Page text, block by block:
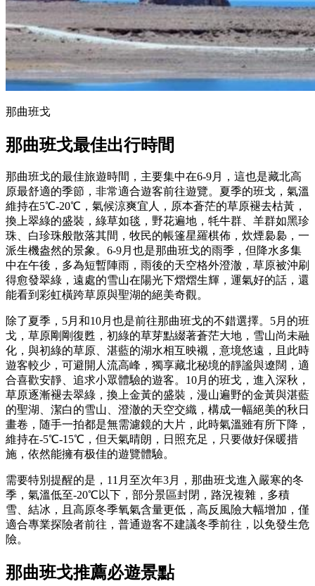
那曲班戈
那曲班戈最佳出行時間
那曲班戈的最佳旅遊時間，主要集中在6-9月，這也是藏北高
原最舒適的季節，非常適合遊客前往遊覽。夏季的班戈，氣溫
維持在5℃-20℃，氣候涼爽宜人，原本蒼茫的草原褪去枯黃，
換上翠綠的盛裝，綠草如毯，野花遍地，牦牛群、羊群如黑珍
珠、白珍珠般散落其間，牧民的帳篷星羅棋佈，炊煙裊裊，一
派生機盎然的景象。6-9月也是那曲班戈的雨季，但降水多集
中在午後，多為短暫陣雨，雨後的天空格外澄澈，草原被沖刷
得愈發翠綠，遠處的雪山在陽光下熠熠生輝，運氣好的話，還
能看到彩虹橫跨草原與聖湖的絕美奇觀。
除了夏季，5月和10月也是前往那曲班戈的不錯選擇。5月的班
戈，草原剛剛復甦，初綠的草芽點綴著蒼茫大地，雪山尚未融
化，與初綠的草原、湛藍的湖水相互映襯，意境悠遠，且此時
遊客較少，可避開人流高峰，獨享藏北秘境的靜謐與遼闊，適
合喜歡安靜、追求小眾體驗的遊客。10月的班戈，進入深秋，
草原逐漸褪去翠綠，換上金黃的盛裝，漫山遍野的金黃與湛藍
的聖湖、潔白的雪山、澄澈的天空交織，構成一幅絕美的秋日
畫卷，随手一拍都是無需濾鏡的大片，此時氣溫雖有所下降，
維持在-5℃-15℃，但天氣晴朗，日照充足，只要做好保暖措
施，依然能擁有极佳的遊覽體驗。
需要特別提醒的是，11月至次年3月，那曲班戈進入嚴寒的冬
季，氣溫低至-20℃以下，部分景區封閉，路況複雜，多積
雪、結冰，且高原冬季氧氣含量更低，高反風險大幅增加，僅
適合專業探險者前往，普通遊客不建議冬季前往，以免發生危
險。
那曲班戈推薦必遊景點